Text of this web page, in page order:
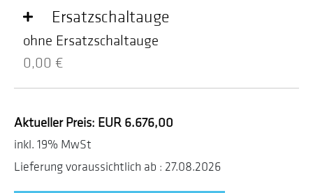
Ersatzschaltauge
ohne Ersatzschaltauge
0,00 €
Aktueller Preis: EUR 6.676,00
inkl. 19% MwSt
Lieferung voraussichtlich ab : 27.08.2026